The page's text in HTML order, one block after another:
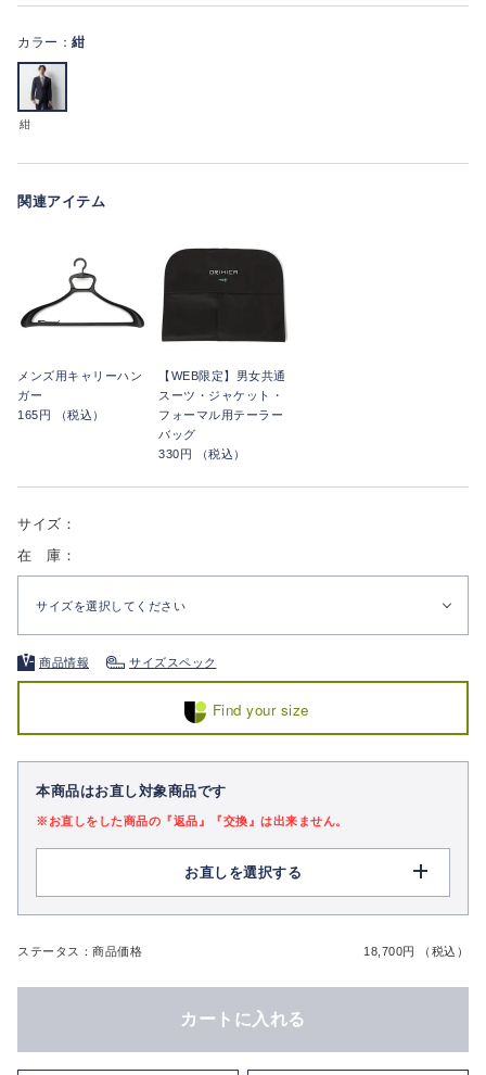
カラー： 紺
紺
関連アイテム
メンズ用キャリーハン
ガー
165円 （税込）
【WEB限定】男女共通
スーツ・ジャケット・
フォーマル用テーラー
バッグ
330円 （税込）
サイズ：
在 庫：
サイズを選択してください
商品情報 サイズスペック
Find your size
本商品はお直し対象商品です
※お直しをした商品の『返品』『交換』は出来ません。
お直しを選択する
ステータス：商品価格 18,700円 （税込）
カートに入れる